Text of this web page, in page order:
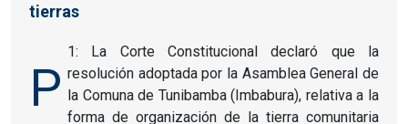
tierras
P
1: La Corte Constitucional declaró que la
resolución adoptada por la Asamblea General de
la Comuna de Tunibamba (Imbabura), relativa a la
forma de organización de la tierra comunitaria